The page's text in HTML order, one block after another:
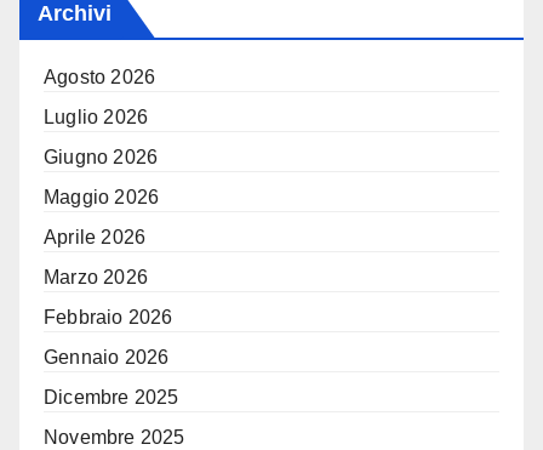
Archivi
Agosto 2026
Luglio 2026
Giugno 2026
Maggio 2026
Aprile 2026
Marzo 2026
Febbraio 2026
Gennaio 2026
Dicembre 2025
Novembre 2025